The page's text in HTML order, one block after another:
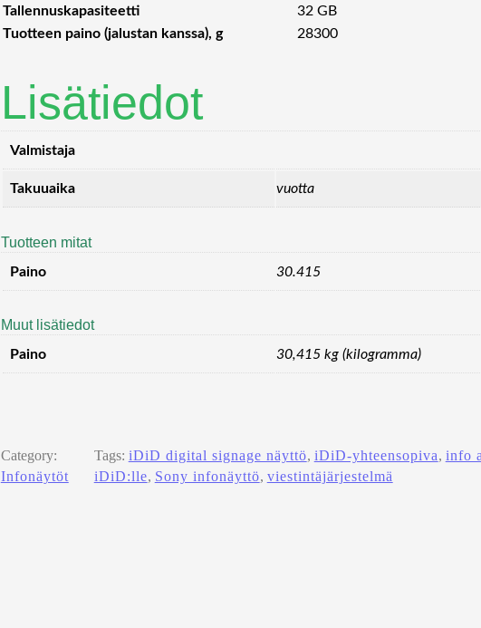
Tallennuskapasiteetti
32 GB
Tuotteen paino (jalustan kanssa), g
28300
Lisätiedot
Valmistaja
Takuuaika vuotta
Tuotteen mitat
Paino 30.415
Muut lisätiedot
Paino 30,415 kg (kilogramma)
Category:
Infonäytöt
Tags: iDiD digital signage näyttö, iDiD-yhteensopiva, info
iDiD:lle, Sony infonäyttö, viestintäjärjestelmä